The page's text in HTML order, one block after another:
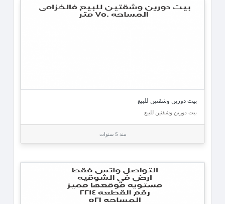
بيت دورين وشقتين للبيع
بيت دورين وشقتين للبيع
منذ 5 سنوات